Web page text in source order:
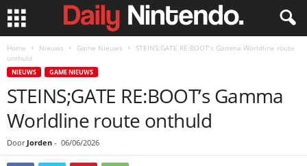
Home Nieuws Game Nieuws
STEINS;GATE RE:BOOT’s Gamma Worldline route
onthuld
NIEUWS GAME NIEUWS
STEINS;GATE RE:BOOT’s Gamma
Worldline route onthuld
Door Jorden - 06/06/2026